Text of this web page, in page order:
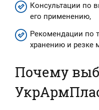
Консультации по
его применению,
Рекомендации по
хранению и резке
Почему